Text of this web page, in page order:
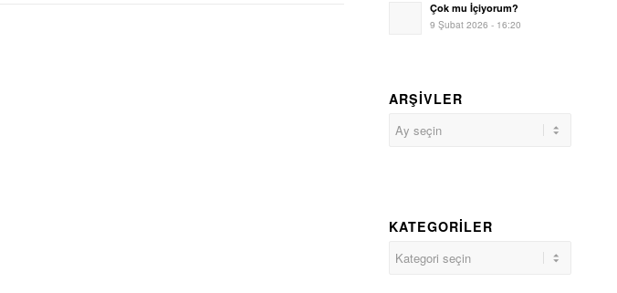
Çok mu İçiyorum?
9 Şubat 2026 - 16:20
ARŞIVLER
KATEGORILER